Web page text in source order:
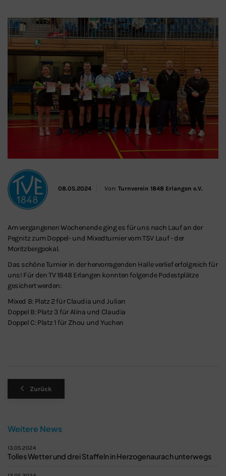
Schließen
08.05.2024 Von: Turnverein 1848 Erlangen e.V.
Am vergangenen Wochenende ging es für uns nach Lauf an der
Pegnitz zum Doppel- und Mixedturnier vom TSV Lauf - der
Moritzbergpokal.
Das schöne Turnier in der hervorragenden Halle verlief erfolgreich für
uns! Für den TV 1848 Erlangen konnten folgende Podestplätze
gesichert werden:
Mixed B: Platz 2 für Claudia und Julian
Doppel B: Platz 3 für Alina und Claudia
Doppel C: Platz 1 für Zhou und Yuchen
Zurück
Weitere News
13.05.2024
Tolles Wetter und drei Staffeln in Herzogenaurach unterwegs